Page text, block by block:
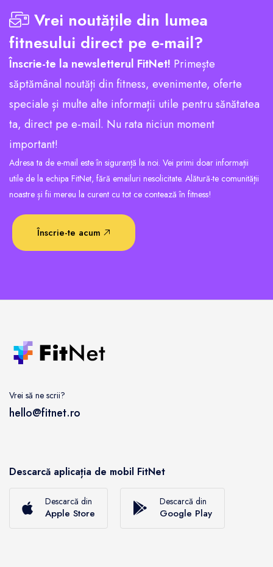
Vrei noutățile din lumea
fitnesului direct pe e-mail?
Înscrie-te la newsletterul FitNet! Primește
săptămânal noutăți din fitness, evenimente, oferte
speciale și multe alte informații utile pentru sănătatea
ta, direct pe e-mail. Nu rata niciun moment
important!
Adresa ta de e-mail este în siguranță la noi. Vei primi doar informații
utile de la echipa FitNet, fără emailuri nesolicitate. Alătură-te comunității
noastre și fii mereu la curent cu tot ce contează în fitness!
Înscrie-te acum
Vrei să ne scrii?
hello@fitnet.ro
Descarcă aplicația de mobil FitNet
Descarcă din
Apple Store
Descarcă din
Google Play